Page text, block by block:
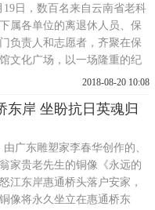
作活动《血肉滇...
19日，数百名来自云南省老科
属各单位的离退休人员、保
负责人和志愿者，齐聚在保
文化广场，以一场隆重的纪
“纪念滇缅公路通车80周年——
2018-08-20 10:08
东岸 坐盼抗日英魂归
由广东雕塑家李春华创作的、
家贵老先生的铜像《永远的
江东岸惠通桥头落户安家，
像将永久坐立在惠通桥东